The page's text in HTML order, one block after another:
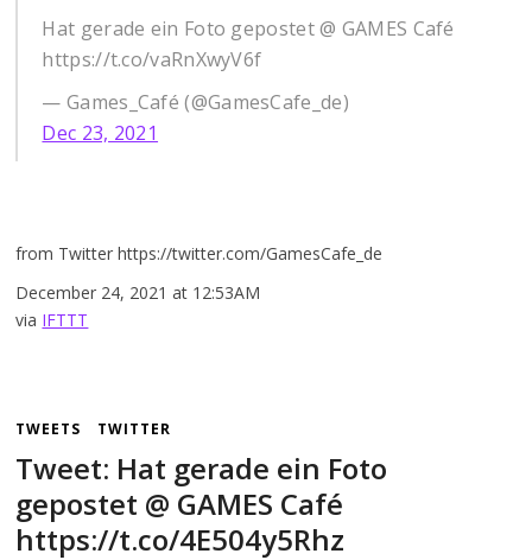
Hat gerade ein Foto gepostet @ GAMES Café
https://t.co/vaRnXwyV6f
— Games_Café (@GamesCafe_de)
Dec 23, 2021
from Twitter https://twitter.com/GamesCafe_de
December 24, 2021 at 12:53AM
via IFTTT
TWEETS TWITTER
Tweet: Hat gerade ein Foto
gepostet @ GAMES Café
https://t.co/4E504y5Rhz